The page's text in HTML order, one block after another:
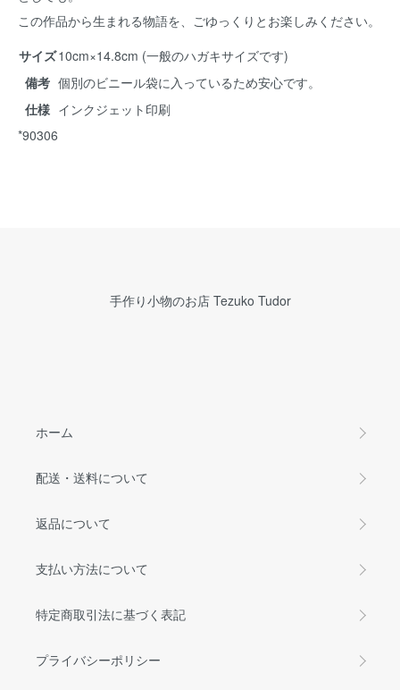
この作品から生まれる物語を、ごゆっくりとお楽しみください。
サイズ10cm×14.8cm (一般のハガキサイズです)
備考 個別のビニール袋に入っているため安心です。
仕様 インクジェット印刷
*90306
手作り小物のお店 Tezuko Tudor
ホーム
配送・送料について
返品について
支払い方法について
特定商取引法に基づく表記
プライバシーポリシー